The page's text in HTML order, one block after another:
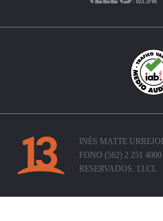
INÉS MATTE
FONO (562) 2 251
RESERVADOS. 13.CL